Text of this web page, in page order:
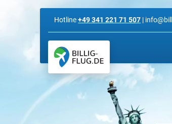
Hotline+49 341 221 71 507 |